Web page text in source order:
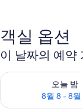
객실 옵션
이 날짜의 예약
오늘 밤
8월 8 - 8월
오늘 밤 예약 가능